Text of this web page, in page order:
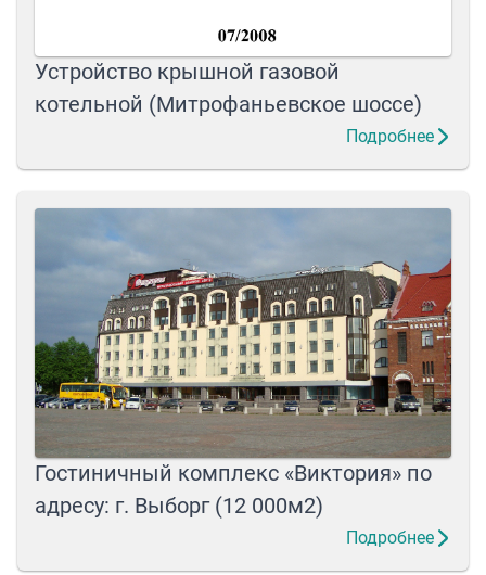
Устройство крышной газовой
котельной (Митрофаньевское шоссе)
Подробнее
Гостиничный комплекс «Виктория» по
адресу: г. Выборг (12 000м2)
Подробнее